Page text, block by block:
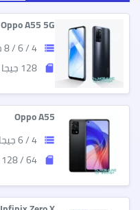
Oppo A55 5G
storage 4 / 6 / 8 جيجا رام
sd_storage 128 جيجا بايت
Oppo A55
storage 4 / 6 جيجا رام
sd_storage 64 / 128 جيجا بايت